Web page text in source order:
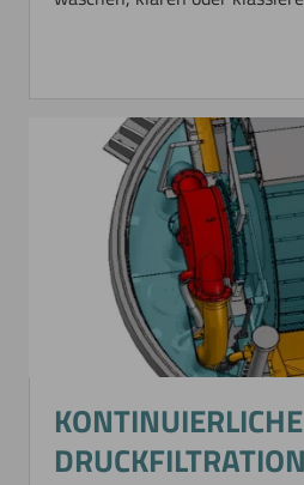
KONTINUIERLICHE
DRUCKFILTRATION